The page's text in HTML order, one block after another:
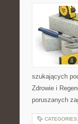
szukających
Zdrowie i
poruszanych
CATEGORIES: